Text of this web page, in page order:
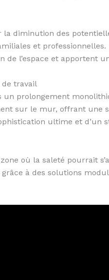
diminution des
et professionnelles.
de l’espace et apportent
travail
prolongement
sur le mur, offrant une
ultime et
où la saleté pourrait
à des solutions